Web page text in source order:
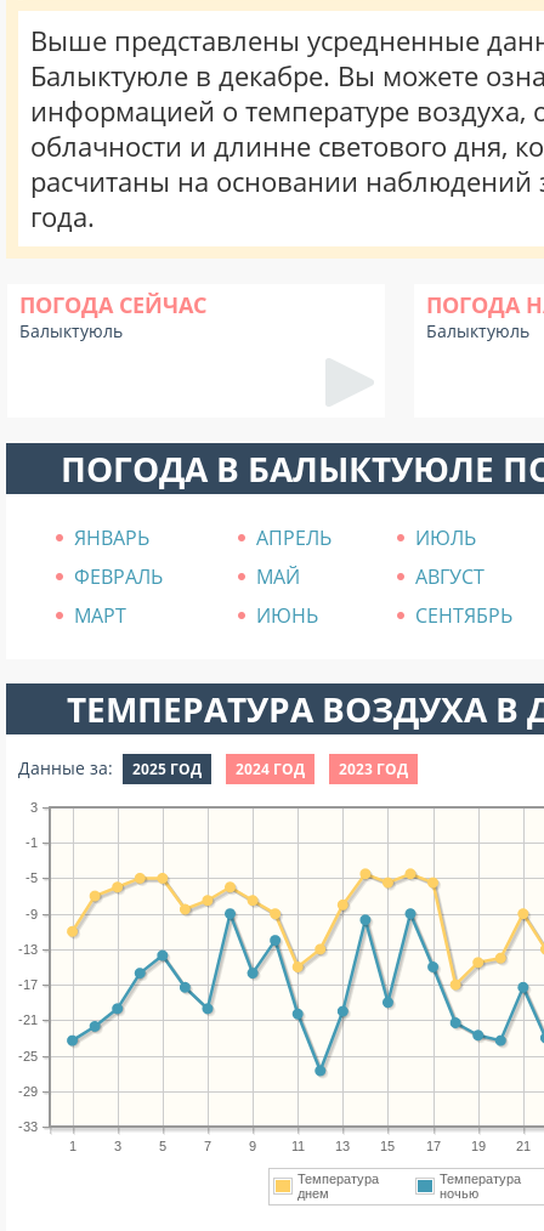
Выше представлены усредненные
Балыктуюле в декабре. Вы можете
информацией о температуре воздуха,
облачности и длинне светового дня,
расчитаны на основании наблюдений
года.
ПОГОДА СЕЙЧАС
Балыктуюль
ПОГОДА
Балыктуюль
ПОГОДА В БАЛЫКТУЮЛЕ
ЯНВАРЬ АПРЕЛЬ
ИЮЛЬ
ФЕВРАЛЬ
МАЙ
АВГУСТ
МАРТ
ИЮНЬ СЕНТЯБРЬ
ТЕМПЕРАТУРА ВОЗДУХА В
Данные за: 2025 ГОД 2024 ГОД 2023 ГОД
1 3 5 7 9 11 13 15 17 19 21
-33
-29
-25
-21
-17
-13
-9
-5
-1
3
Температура
днем
Температура
ночью